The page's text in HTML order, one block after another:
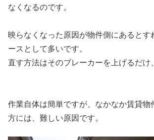
なくなるのです。
映らなくなった原因が物件側にあるとす
ースとして多いです。
直す方法はそのブレーカーを上げるだけ
作業自体は簡単ですが、なかなか賃貸物
方には、難しい原因です。